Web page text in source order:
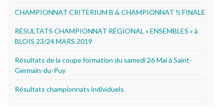
CHAMPIONNAT CRITERIUM B & CHAMPIONNAT ½ FINALE
RÉSULTATS CHAMPIONNAT RÉGIONAL « ENSEMBLES » à
BLOIS 23/24 MARS 2019
Résultats de la coupe formation du samedi 26 Mai à Saint-
Germain-du-Puy
Résultats championnats individuels